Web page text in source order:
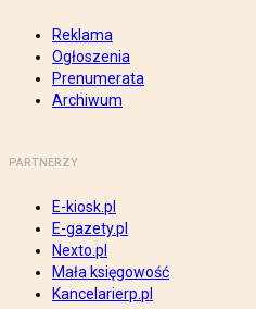
Reklama
Ogłoszenia
Prenumerata
Archiwum
PARTNERZY
E-kiosk.pl
E-gazety.pl
Nexto.pl
Mała księgowość
Kancelarierp.pl